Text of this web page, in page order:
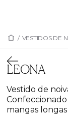
/ VESTIDOS DE
LEONA
Vestido de
mangas